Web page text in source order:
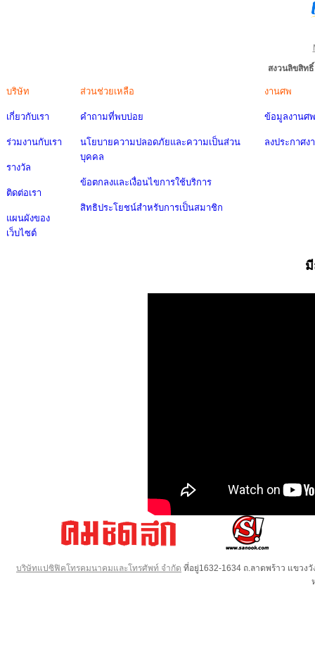
สงวนลิขสิท
บริษัท
เกี่ยวกับเรา
ร่วมงานกับเรา
รางวัล
ติดต่อเรา
แผนผังของ
เว็บไซต์
ส่วนช่วยเหลือ
คำถามที่พบบ่อย
นโยบายความปลอดภัยและความเป็นส่วน
บุคคล
ข้อตกลงและเงื่อนไขการใช้บริการ
สิทธิประโยชน์สำหรับการเป็นสมาชิก
งานศพ
ข้อมูลงานศพ
ลงประกาศง
บริษัทแปซิฟิคโทรคมนาคมและโทรศัพท์ จำกัด ที่อยู่1632-1634 ถ.ลาดพร้าว แขวง